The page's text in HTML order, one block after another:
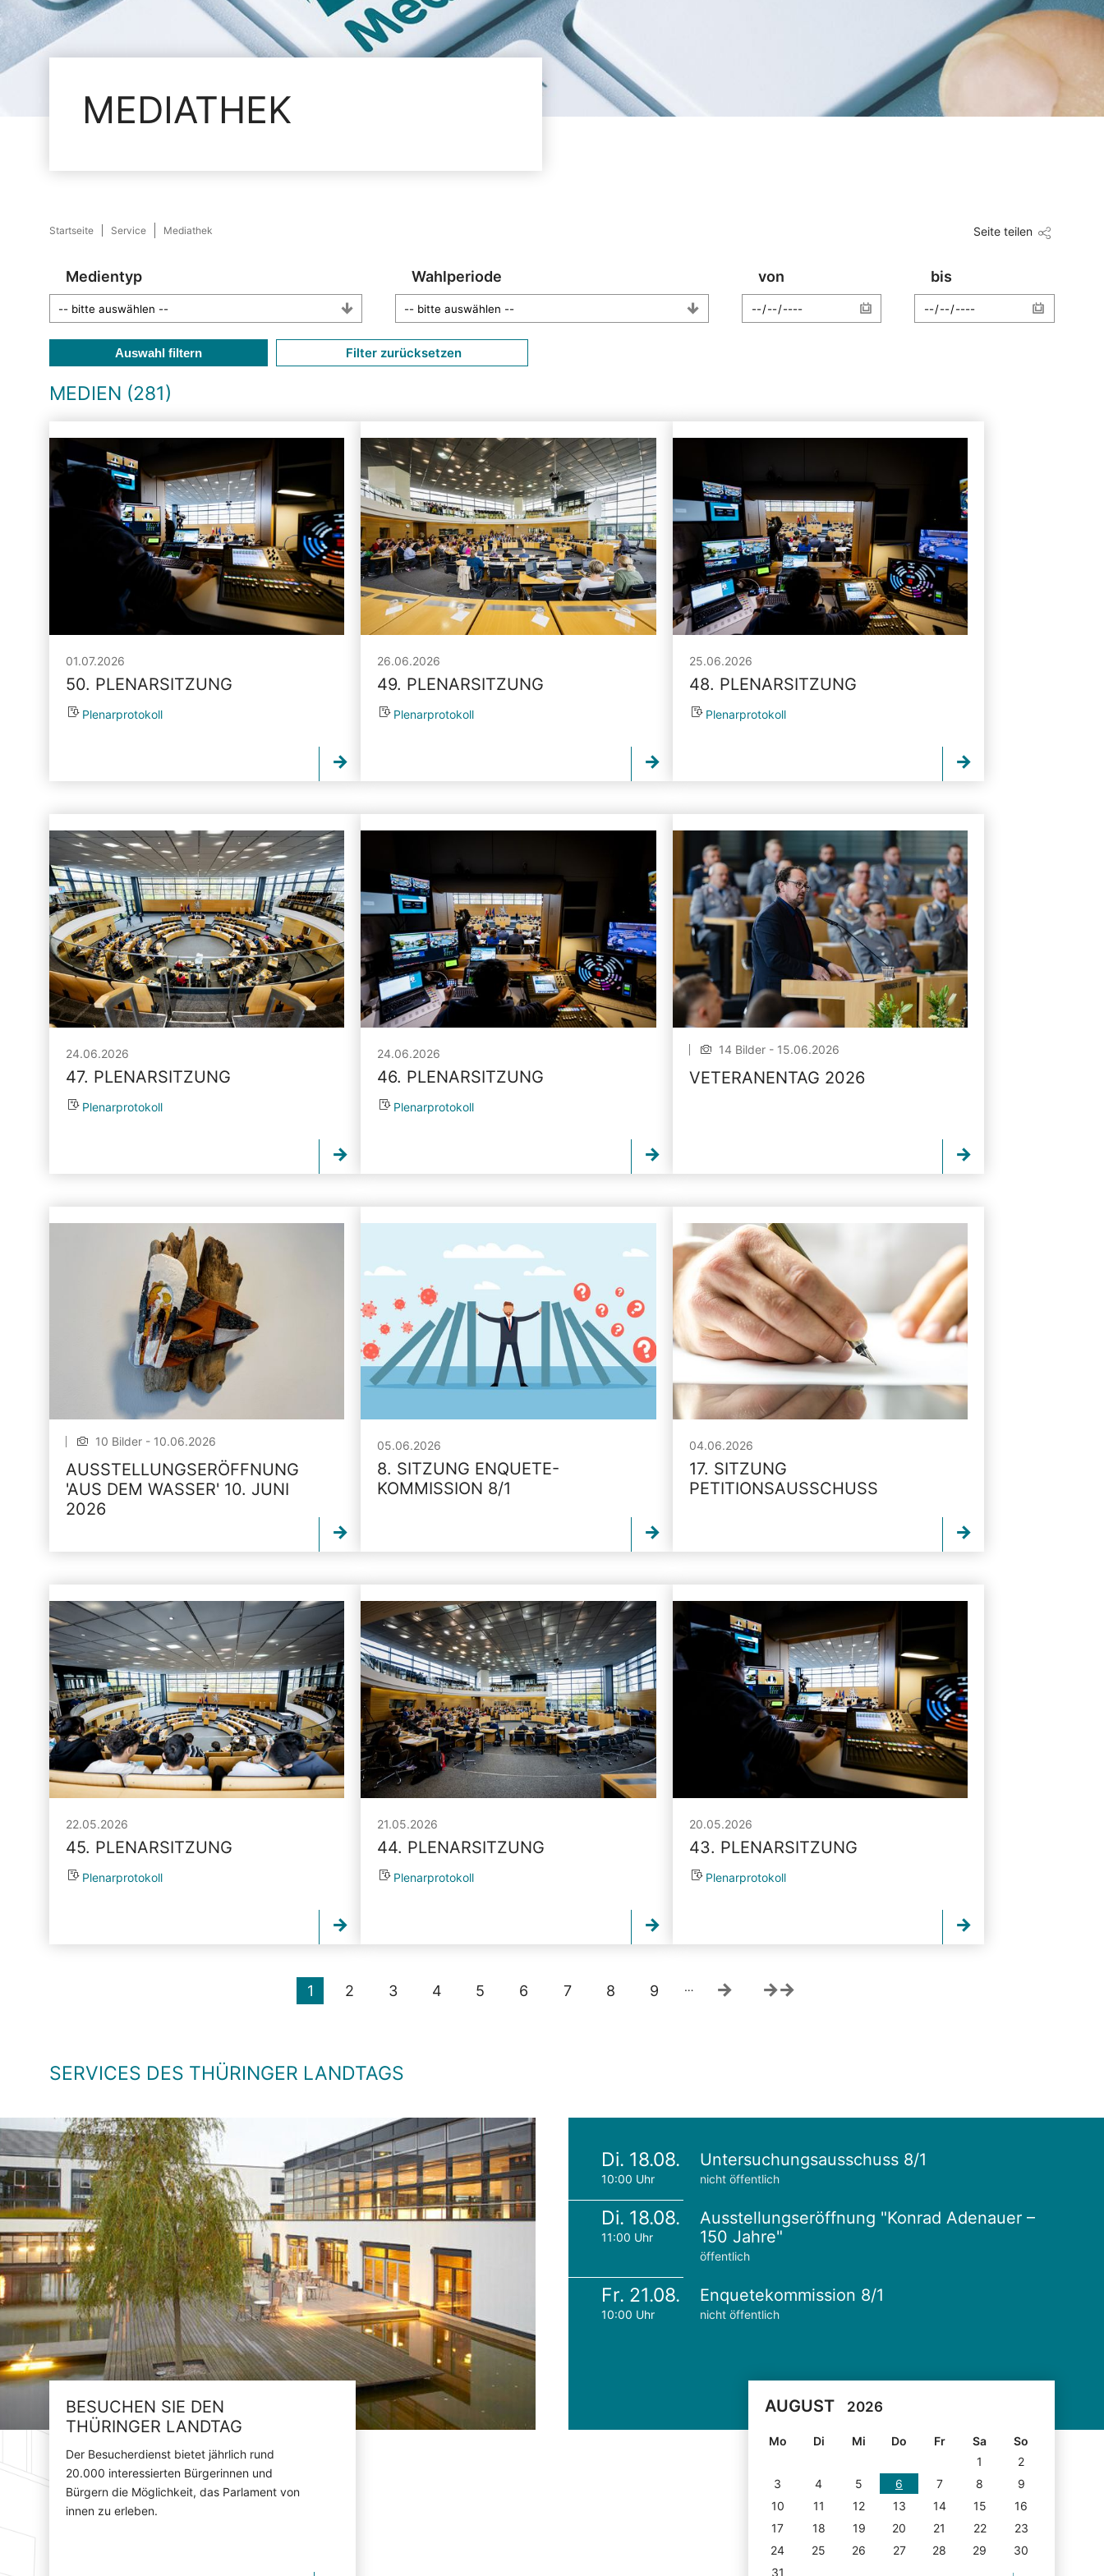
MEDIATHEK
Startseite Service Mediathek Seite teilen
Medientyp Wahlperiode von bis
Auswahl filtern Filter zurücksetzen
MEDIEN (281)
01.07.2026
50. PLENARSITZUNG
Plenarprotokoll
26.06.2026
49. PLENARSITZUNG
Plenarprotokoll
25.06.2026
48. PLENARSITZUNG
Plenarprotokoll
24.06.2026
47. PLENARSITZUNG
Plenarprotokoll
24.06.2026
46. PLENARSITZUNG
Plenarprotokoll
14 Bilder - 15.06.2026
VETERANENTAG 2026
10 Bilder - 10.06.2026
AUSSTELLUNGSERÖFFNUNG
'AUS DEM WASSER' 10. JUNI
2026
05.06.2026
8. SITZUNG ENQUETE-
KOMMISSION 8/1
04.06.2026
17. SITZUNG
PETITIONSAUSSCHUSS
22.05.2026
45. PLENARSITZUNG
Plenarprotokoll
21.05.2026
44. PLENARSITZUNG
Plenarprotokoll
20.05.2026
43. PLENARSITZUNG
Plenarprotokoll
1 2 3 4 5 6 7 8 9 …
SERVICES DES THÜRINGER LANDTAGS
BESUCHEN SIE DEN
THÜRINGER LANDTAG
Der Besucherdienst bietet jährlich rund
20.000 interessierten Bürgerinnen und
Bürgern die Möglichkeit, das Parlament von
innen zu erleben.
Di. 18.08.
10:00 Uhr
Untersuchungsausschuss 8/1
nicht öffentlich
Di. 18.08.
11:00 Uhr
Ausstellungseröffnung "Konrad Adenauer –
150 Jahre"
öffentlich
Fr. 21.08.
10:00 Uhr
Enquetekommission 8/1
nicht öffentlich
AUGUST 2026
Mo Di Mi Do Fr Sa
So
1
2
3
4 5 6 7 8
9
10
11 12 13 14 15
16
17
18 19 20 21 22
23
24
25 26 27 28 29
30
31